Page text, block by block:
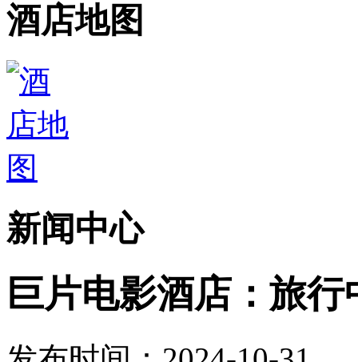
酒店地图
新闻中心
巨片电影酒店：旅